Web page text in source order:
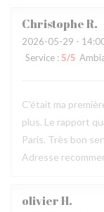
ChristopheR
2026-05-29 -
Service : 5/5
C'était ma
plus. Le rapport
Paris. Très bon
Adresse
olivierH